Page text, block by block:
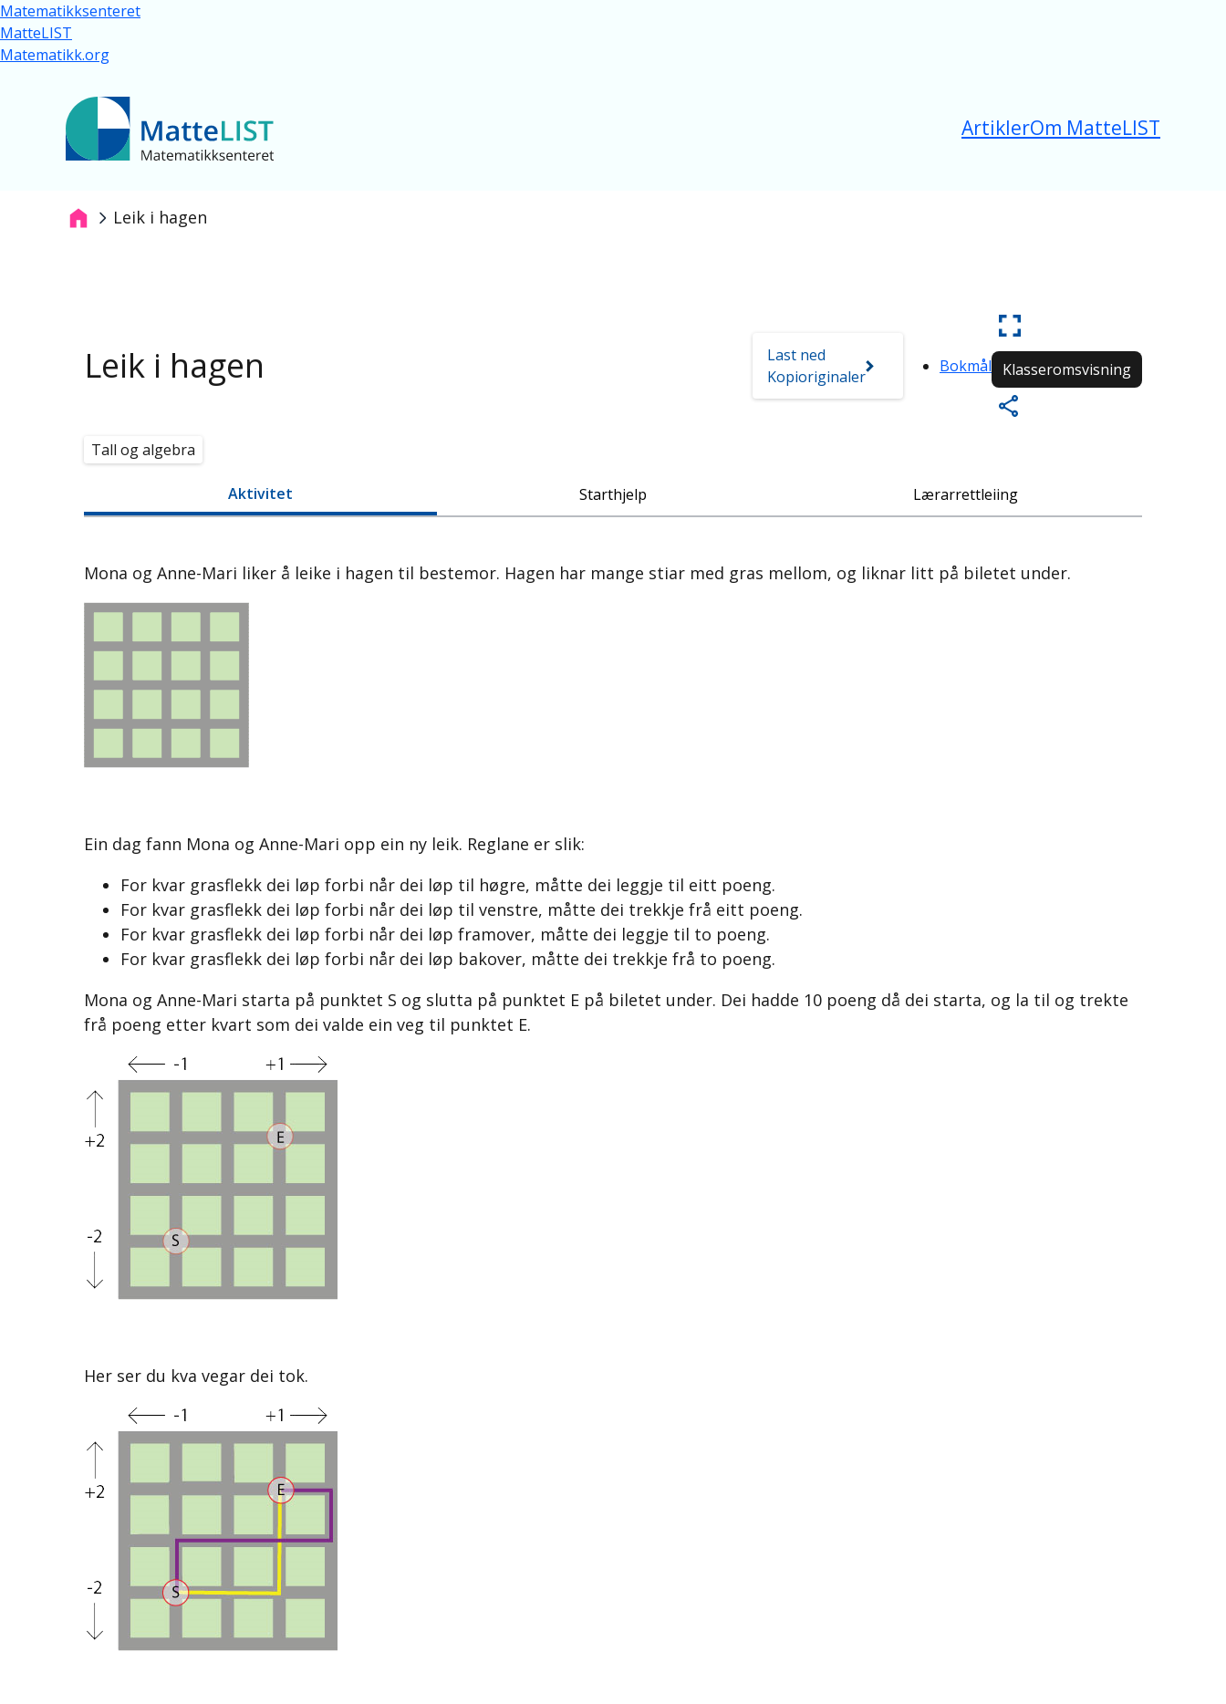
Skip to main content
Matematikksenteret
MatteLIST
Matematikk.org
ArtiklerOm MatteLIST
Breadcrumb
Leik i hagen
Leik i hagen
Last ned
Kopioriginaler
Bokmål Klasseromsvisning
Tall og algebra
Aktivitet Starthjelp Lærarrettleiing
Mona og Anne-Mari liker å leike i hagen til bestemor. Hagen har mange stiar med gras mellom, og liknar litt på biletet under.
Ein dag fann Mona og Anne-Mari opp ein ny leik. Reglane er slik:
For kvar grasflekk dei løp forbi når dei løp til høgre, måtte dei leggje til eitt poeng.
For kvar grasflekk dei løp forbi når dei løp til venstre, måtte dei trekkje frå eitt poeng.
For kvar grasflekk dei løp forbi når dei løp framover, måtte dei leggje til to poeng.
For kvar grasflekk dei løp forbi når dei løp bakover, måtte dei trekkje frå to poeng.
Mona og Anne-Mari starta på punktet S og slutta på punktet E på biletet under. Dei hadde 10 poeng då dei starta, og la til og trekte
frå poeng etter kvart som dei valde ein veg til punktet E.
Her ser du kva vegar dei tok.